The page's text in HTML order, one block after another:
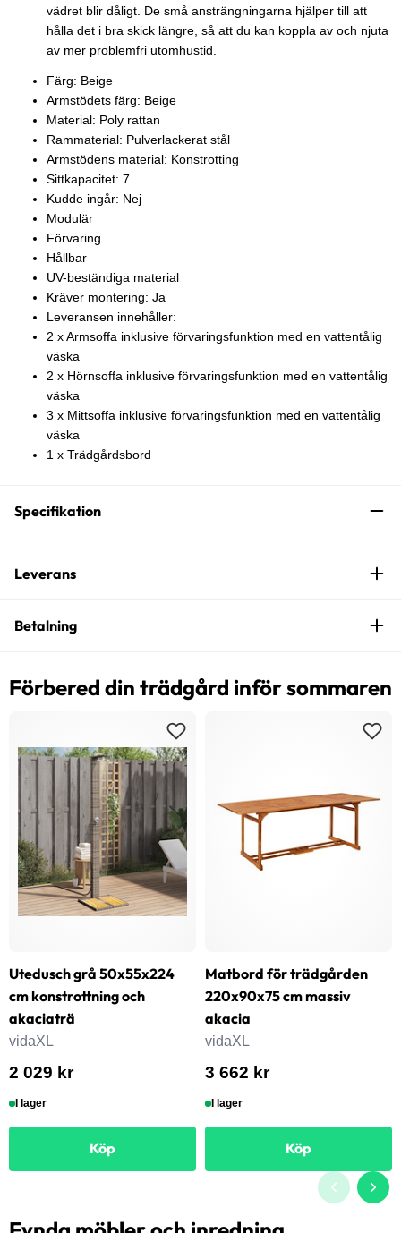
vädret blir dåligt. De små ansträngningarna hjälper till att
hålla det i bra skick längre, så att du kan koppla av och njuta
av mer problemfri utomhustid.
Färg: Beige
Armstödets färg: Beige
Material: Poly rattan
Rammaterial: Pulverlackerat stål
Armstödens material: Konstrotting
Sittkapacitet: 7
Kudde ingår: Nej
Modulär
Förvaring
Hållbar
UV-beständiga material
Kräver montering: Ja
Leveransen innehåller:
2 x Armsoffa inklusive förvaringsfunktion med en vattentålig
väska
2 x Hörnsoffa inklusive förvaringsfunktion med en vattentålig
väska
3 x Mittsoffa inklusive förvaringsfunktion med en vattentålig
väska
1 x Trädgårdsbord
Specifikation
Leverans
Betalning
Förbered din trädgård inför sommaren
Utedusch grå 50x55x224
cm konstrottning och
akaciaträ
vidaXL
2 029 kr
I lager
Köp
Matbord för trädgården
220x90x75 cm massiv
akacia
vidaXL
3 662 kr
I lager
Köp